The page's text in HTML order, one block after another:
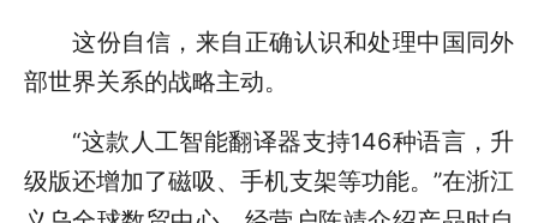
这份自信，来自正确认识和处理中国同外
部世界关系的战略主动。
“这款人工智能翻译器支持146种语言，升
级版还增加了磁吸、手机支架等功能。”在浙江